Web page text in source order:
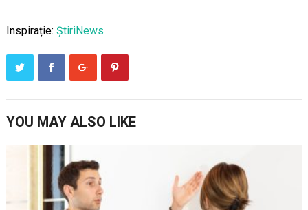
Inspirație: ȘtiriNews
YOU MAY ALSO LIKE